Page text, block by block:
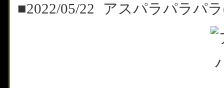
■2022/05/22 アスパラパラパ